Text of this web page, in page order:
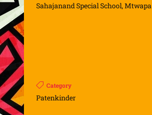
Sahajanand Special School, Mtwapa
Category
Patenkinder